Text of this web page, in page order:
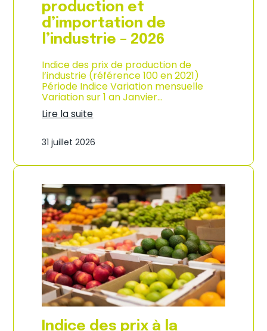
s
o
m
m
a
i
o
n
e
n
G
a
e
o
u
p
e
–
A
n
n
é
e
2
0
2
6
production et
d’importation de
l’industrie – 2026
Indice des prix de production de
l’industrie (référence 100 en 2021)
Période Indice Variation mensuelle
Variation sur 1 an Janvier…
Lire la suite
n
i
e
d
e
s
p
r
i
x
d
e
p
r
o
31 juillet 2026
Indice des prix à la